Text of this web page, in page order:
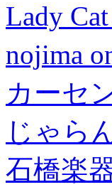
Lady
nojima
カーセ
じゃら
石橋楽